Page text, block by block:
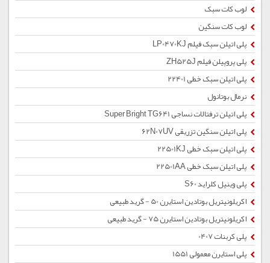
لوب کات سبک
لوب کات سنگین
پلی اتیلن سبک فیلم LP0470KJ
پلی پروپیلن فیلم ZH525J
پلی اتیلن سبک خطی 22401
نرمال بوتانول
پلی اتیلن ترفتالات نساجی Super Bright TG641
پلی اتیلن سنگین تزریقی 62N07UV
پلی اتیلن سبک خطی 22501KJ
پلی اتیلن سبک خطی 22501AA
پلی وینیل کلراید S60
اکریلونیتریل بوتادین استایرن 50 - گرید طبیعی
اکریلونیتریل بوتادین استایرن 75 - گرید طبیعی
پلی کربنات 0407
پلی استایرن معمولی 1551